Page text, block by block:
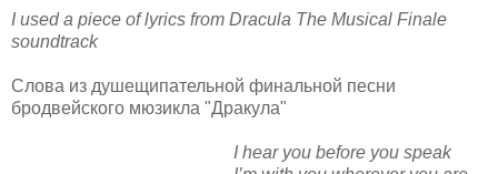
I used a piece of lyrics from Dracula The Musical Finale
soundtrack
Слова из душещипательной финальной песни
бродвейского мюзикла "Дракула"
I hear you before you speak